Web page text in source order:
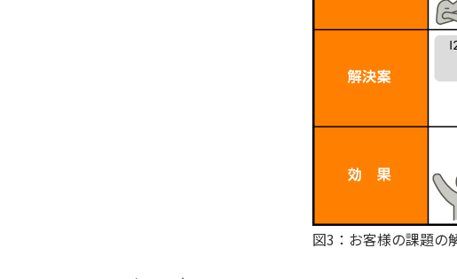
図3：お客様の課題の